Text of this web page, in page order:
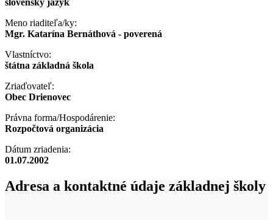
Meno riaditeľa/ky:
Mgr. Katarína Bernáthová - poverená
Vlastníctvo:
štátna základná škola
Zriaďovateľ:
Obec Drienovec
Právna forma/Hospodárenie:
Rozpočtová organizácia
Dátum zriadenia:
01.07.2002
Adresa a kontaktné údaje základnej školy